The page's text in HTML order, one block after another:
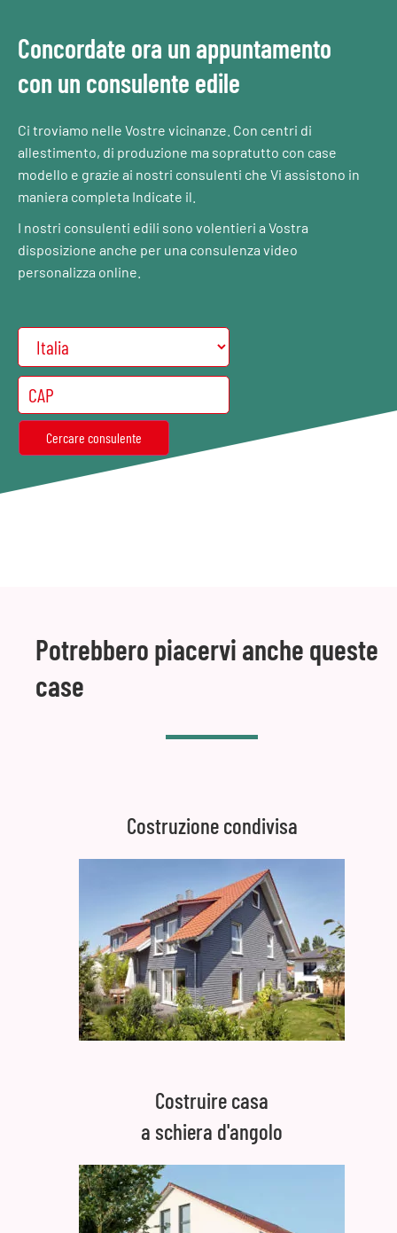
Concordate ora un appuntamento
con un consulente edile
Ci troviamo nelle Vostre vicinanze. Con centri di
allestimento, di produzione ma sopratutto con case
modello e grazie ai nostri consulenti che Vi assistono in
maniera completa Indicate il.
I nostri consulenti edili sono volentieri a Vostra
disposizione anche per una consulenza video
personalizza online.
Potrebbero piacervi anche queste
case
Costruzione condivisa
Costruire casa
a schiera d'angolo